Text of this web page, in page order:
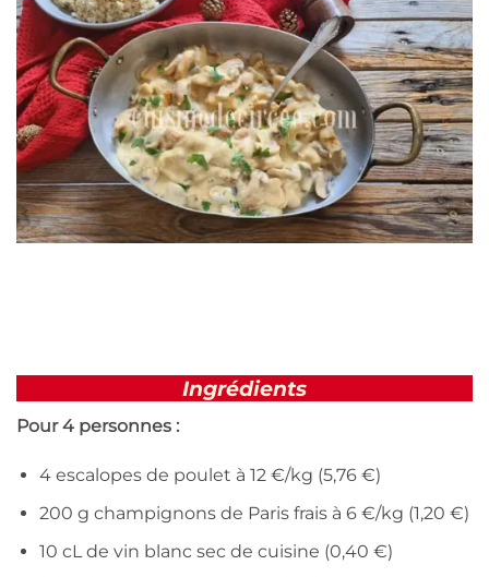
Ingrédients
Pour 4 personnes :
4 escalopes de poulet à 12 €/kg (5,76 €)
200 g champignons de Paris frais à 6 €/kg (1,20 €)
10 cL de vin blanc sec de cuisine (0,40 €)